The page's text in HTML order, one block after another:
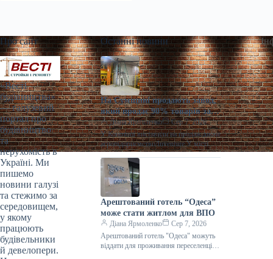
Про сайт
«Весті
будівництва»
— галузевий
портал про
будівництво
та
нерухомість в
Україні. Ми
пишемо
новини галузі
та стежимо за
середовищем,
у якому
працюють
будівельники
й девелопери.
Останні новини
На Сумщині продають завод,
який продає 90% товарів за
кордон
Діана Ярмоленко
Сер 7, 2026
У Конотопі виставили на продаж діюче
агропідприємство/Inventure У місті
Конотоп Сумської області виставили
на продаж 100% корпоративних прав
діючого агропереробного
Арештований готель “Одеса”
може стати житлом для ВПО
Діана Ярмоленко
Сер 7, 2026
Арештований готель "Одеса" можуть
віддати для проживання переселенців /